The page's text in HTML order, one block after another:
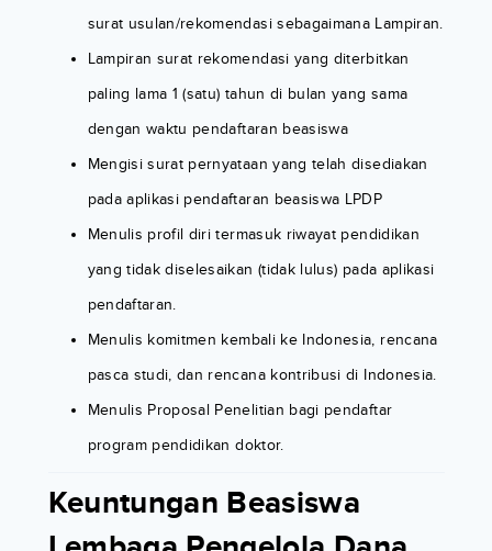
surat usulan/rekomendasi sebagaimana Lampiran.
Lampiran surat rekomendasi yang diterbitkan
paling lama 1 (satu) tahun di bulan yang sama
dengan waktu pendaftaran beasiswa
Mengisi surat pernyataan yang telah disediakan
pada aplikasi pendaftaran beasiswa LPDP
Menulis profil diri termasuk riwayat pendidikan
yang tidak diselesaikan (tidak lulus) pada aplikasi
pendaftaran.
Menulis komitmen kembali ke Indonesia, rencana
pasca studi, dan rencana kontribusi di Indonesia.
Menulis Proposal Penelitian bagi pendaftar
program pendidikan doktor.
Keuntungan Beasiswa